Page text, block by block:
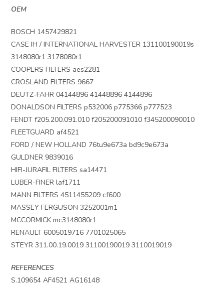
OEM
BOSCH 1457429821
CASE IH / INTERNATIONAL HARVESTER 131100190019s
3148080r1 3178080r1
COOPERS FILTERS aes2281
CROSLAND FILTERS 9667
DEUTZ-FAHR 04144896 41448896 4144896
DONALDSON FILTERS p532006 p775366 p777523
FENDT f205.200.091.010 f205200091010 f345200090010
FLEETGUARD af4521
FORD / NEW HOLLAND 76tu9e673a bd9c9e673a
GULDNER 9839016
HIFI-JURAFIL FILTERS sa14471
LUBER-FINER laf1711
MANN FILTERS 4511455209 cf600
MASSEY FERGUSON 3252001m1
MCCORMICK mc3148080r1
RENAULT 6005019716 7701025065
STEYR 311.00.19.0019 31100190019 3110019019
REFERENCES
S.109654 AF4521 AG16148